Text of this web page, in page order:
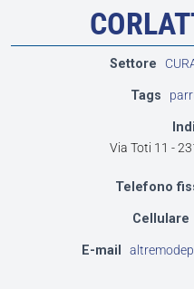
Settore
Tags
Via Toti 11 -
Telefono
Cellulare
E-mail